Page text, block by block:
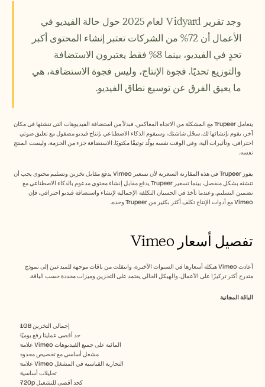
ما يعيق الفرق عن توسيع نطاق الفيديو.
نفسه.
Vimeo مع أدوات الإنتاج تكلف أكثر بكثير من Trupeer وحده.
تفصيل أسعار Vimeo
متدرج أكثر تركيزًا على الأعمال. والهيكل الحالي يعتمد على التخزين وميزات محددة حسب الباقة.
الباقة المجانية
1GB إجمالي التخزين
حد أقصى عمليتا رفع يوميًا
علامة Vimeo المائية على جميع الفيديوهات
مشغل أساسي مع تخصيص محدود
علامة Vimeo التجارية القياسية في المشغل
تحليلات أساسية
720p كحد أقصى للتشغيل
مركز المساعدة
التسعير
الوظائف
ما قبل البيع
نجاح العملاء
التدريب
See more
احجز عرضًا توضيحيًا
ابدأ التجربة المجانية